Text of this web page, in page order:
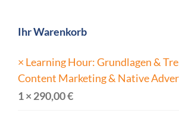
Ihr Warenkorb
× Learning Hour: Grundlagen &
Content Marketing & Native
1 × 290,00€